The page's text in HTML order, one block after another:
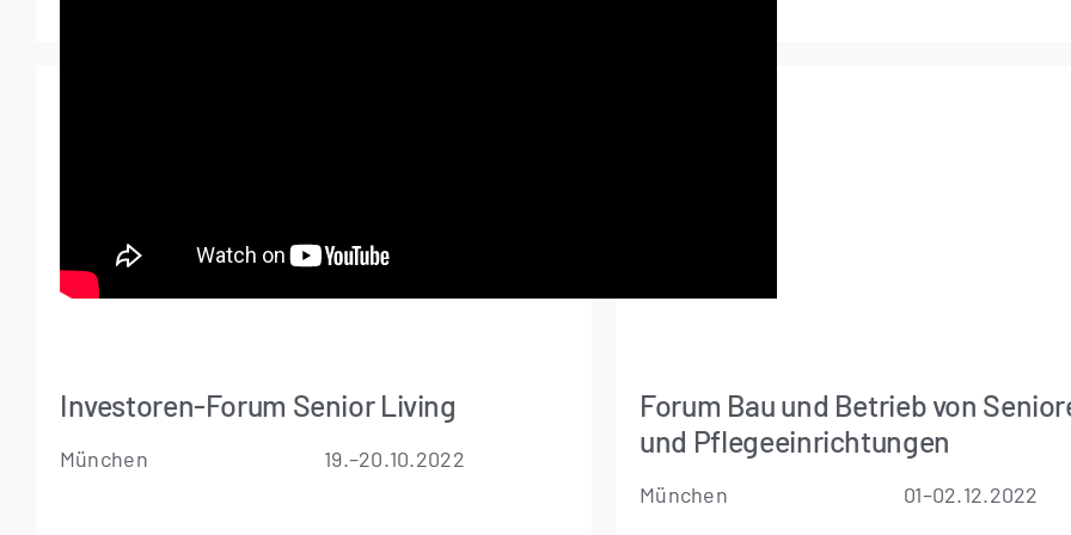
Investoren-Forum Senior Living
München 19.–20.10.2022
Forum Bau und Betrieb von
und Pflegeeinrichtungen
München 01–02.12.2022